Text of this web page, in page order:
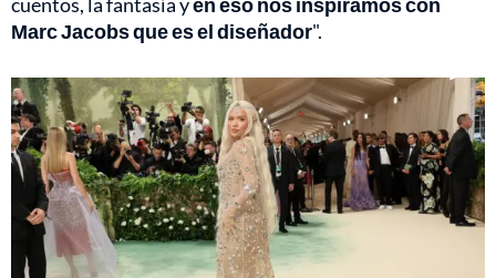
Marc Jacobs que es el diseñador".